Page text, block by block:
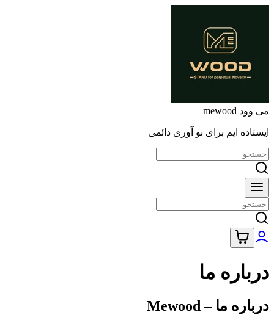
می وود mewood
ایستاده ایم برای نو آوری دائمی
درباره ما
درباره ما – Mewood